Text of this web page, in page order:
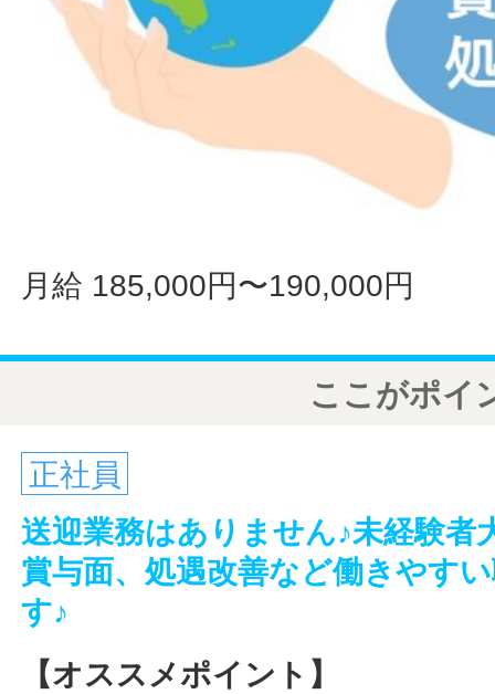
月給 185,000円〜190,000円
ここがポイ
正社員
送迎業務はありません♪未経験者
賞与面、処遇改善など働きやす
す♪
【オススメポイント】